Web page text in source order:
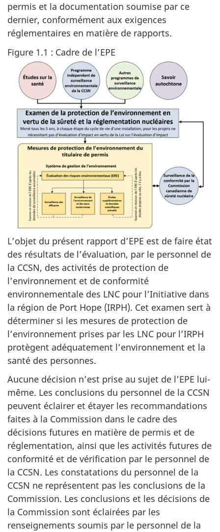
permis et la documentation soumise par ce
dernier, conformément aux exigences
réglementaires en matière de rapports.
Figure 1.1 : Cadre de l’EPE
L’objet du présent rapport d’EPE est de faire état
des résultats de l’évaluation, par le personnel de
la CCSN, des activités de protection de
l’environnement et de conformité
environnementale des LNC pour l’Initiative dans
la région de Port Hope (IRPH). Cet examen sert à
déterminer si les mesures de protection de
l’environnement prises par les LNC pour l’IRPH
protègent adéquatement l’environnement et la
santé des personnes.
Aucune décision n’est prise au sujet de l’EPE lui-
même. Les conclusions du personnel de la CCSN
peuvent éclairer et étayer les recommandations
faites à la Commission dans le cadre des
décisions futures en matière de permis et de
réglementation, ainsi que les activités futures de
conformité et de vérification par le personnel de
la CCSN. Les constatations du personnel de la
CCSN ne représentent pas les conclusions de la
Commission. Les conclusions et les décisions de
la Commission sont éclairées par les
renseignements soumis par le personnel de la